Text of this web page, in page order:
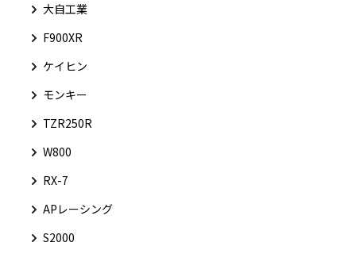
大自工業
F900XR
ケイヒン
モンキー
TZR250R
W800
RX-7
APレーシング
S2000